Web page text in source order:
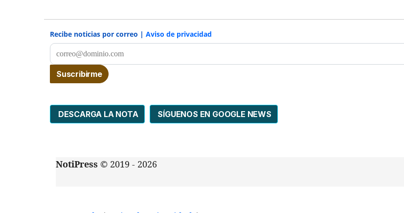
Recibe noticias por correo | Aviso de privacidad
DESCARGA LA NOTA SÍGUENOS EN GOOGLE NEWS
NotiPress © 2019 - 2026